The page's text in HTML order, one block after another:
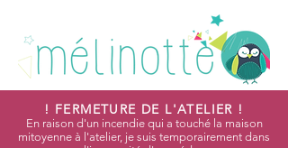
! FERMETURE DE L'ATELIER !
En raison d'un incendie qui a touché la maison
mitoyenne à l'atelier, je suis temporairement dans